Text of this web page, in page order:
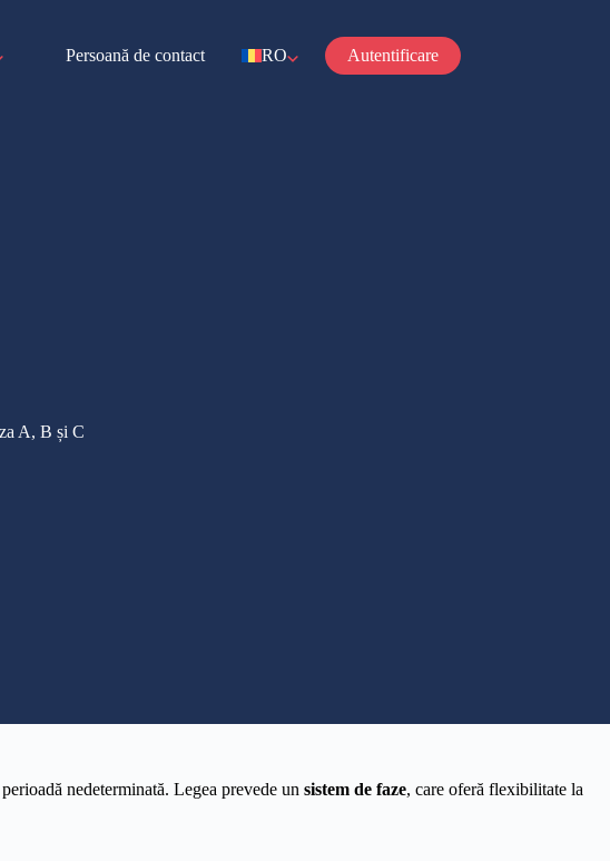
Persoană de contact RO Autentificare
A, B și C
nedeterminată. Legea prevede un sistem de faze, care oferă flexibilitate la